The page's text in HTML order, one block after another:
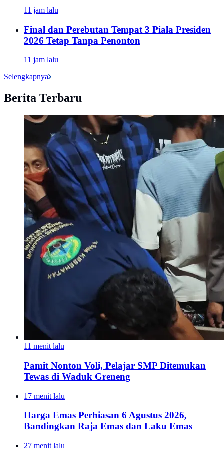
11 jam lalu
Final dan Perebutan Tempat 3 Piala Presiden
2026 Tetap Tanpa Penonton
11 jam lalu
Selengkapnya
Berita Terbaru
11 menit lalu
Pamit Nonton Voli, Pelajar SMP Ditemukan
Tewas di Waduk Greneng
17 menit lalu
Harga Emas Perhiasan 6 Agustus 2026,
Bandingkan Raja Emas dan Laku Emas
27 menit lalu